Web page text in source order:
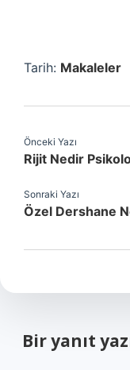
Tarih: Makaleler
Önceki Yazı
Rijit Nedir
Sonraki Yazı
Özel Dershane
Bir yanıt